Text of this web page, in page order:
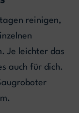
reinigen,
Je leichter das
auch für dich.